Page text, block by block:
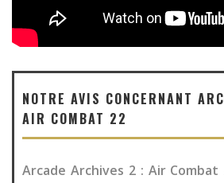
NOTRE AVIS CONCERNANT
AIR COMBAT 22
Arcade Archives 2 : Air